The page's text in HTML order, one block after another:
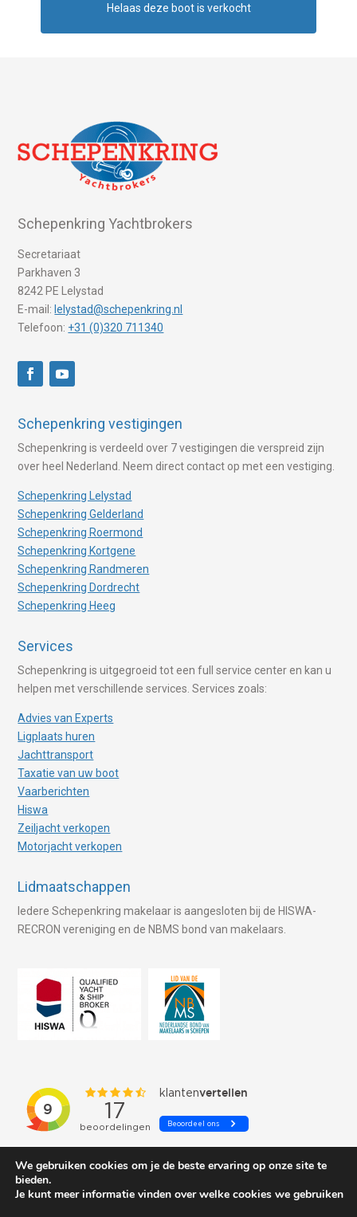
Helaas deze boot is verkocht
Schepenkring Yachtbrokers
Secretariaat
Parkhaven 3
8242 PE Lelystad
E-mail: lelystad@schepenkring.nl
Telefoon: +31 (0)320 711340
Schepenkring vestigingen
Schepenkring is verdeeld over 7 vestigingen die verspreid zijn
over heel Nederland. Neem direct contact op met een vestiging.
Schepenkring Lelystad
Schepenkring Gelderland
Schepenkring Roermond
Schepenkring Kortgene
Schepenkring Randmeren
Schepenkring Dordrecht
Schepenkring Heeg
Services
Schepenkring is uitgegroeid tot een full service center en kan u
helpen met verschillende services. Services zoals:
Advies van Experts
Ligplaats huren
Jachttransport
Taxatie van uw boot
Vaarberichten
Hiswa
Zeiljacht verkopen
Motorjacht verkopen
Lidmaatschappen
Iedere Schepenkring makelaar is aangesloten bij de HISWA-
RECRON vereniging en de NBMS bond van makelaars.
We gebruiken cookies om je de beste ervaring op onze site te
bieden.
Je kunt meer informatie vinden over welke cookies we gebruiken